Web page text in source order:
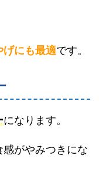
にも最適です。
になります。
がやみつきにな